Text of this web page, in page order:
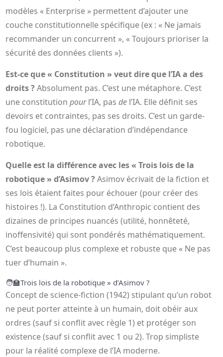
modèles « Enterprise » permettent d’ajouter une
couche constitutionnelle spécifique (ex : « Ne jamais
recommander un concurrent », « Toujours prioriser la
sécurité des données clients »).
Est-ce que « Constitution » veut dire que l’IA a des
droits ?Absolument pas. C’est une métaphore. C’est
une constitutionpourl’IA, pasde l’IA. Elle définit ses
devoirs et contraintes, pas ses droits. C’est un garde-
fou logiciel, pas une déclaration d’indépendance
robotique.
Quelle est la différence avec les « Trois lois de la
robotique » d’Asimov ?Asimov écrivait de la fiction et
ses lois étaient faites pour échouer (pour créer des
histoires !). La Constitution d’Anthropic contient des
dizaines de principes nuancés (utilité, honnêteté,
inoffensivité) qui sont pondérés mathématiquement.
C’est beaucoup plus complexe et robuste que « Ne pas
tuer d’humain ».
🧑‍🏫Trois lois de la robotique » d’Asimov ?
Concept de science-fiction (1942) stipulant qu’un robot
ne peut porter atteinte à un humain, doit obéir aux
ordres (sauf si conflit avec règle 1) et protéger son
existence (sauf si conflit avec 1 ou 2). Trop simpliste
pour la réalité complexe de l’IA moderne.